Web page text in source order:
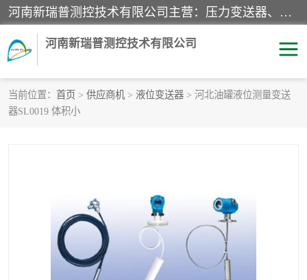
河南新瑞普测控技术有限公司主营：压力变送器、液位变送器、差压变送器、雷达料位计、电容物位计、温度显示控制仪表、电量变送器、流量计、工业自动化系统成套设备。
河南新瑞普测控技术有限公司
当前位置： 首页 > 供应商机 > 液位变送器 > 河北油罐液位测量变送
器SL0019 体积小
霍尼韦尔压力变送器
标准型工业压力变送器 罐旁显示仪
差压变送器 温度传感器变送器